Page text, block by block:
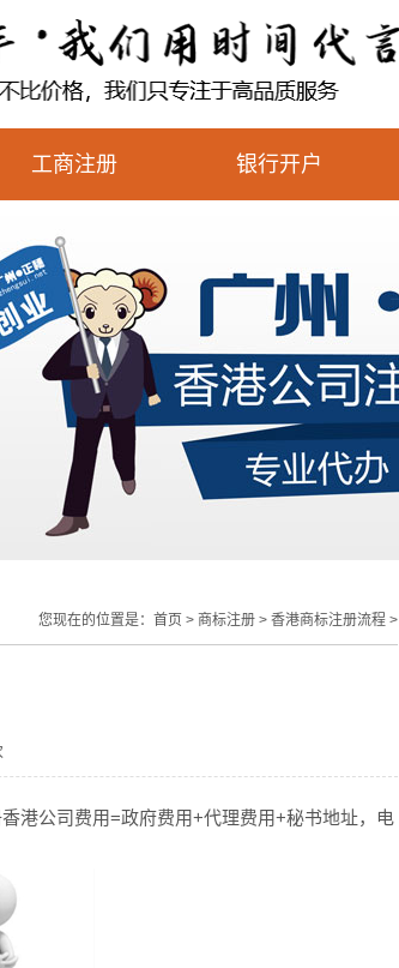
工商注册 银行开户
您现在的位置是： 首页 > 商标注册 > 香港商标注册流程 >
港公司费用=政府费用+代理费用+秘书地址，电